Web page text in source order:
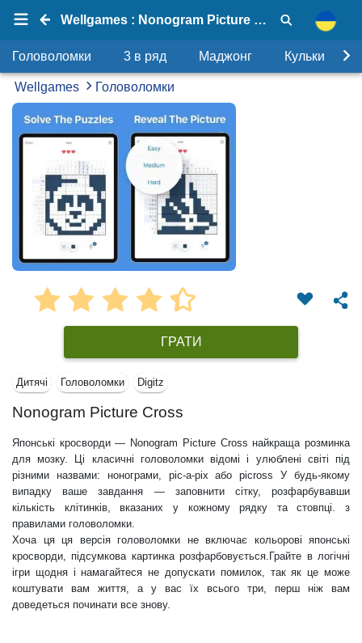
Wellgames : Nonogram Picture Cross
Головоломки 3 в ряд Маджонг Кульки
Wellgames Головоломки
ГРАТИ
Дитячі Головоломки Digitz
Nonogram Picture Cross
Японські кросворди — Nonogram Picture Cross найкраща розминка
для мозку. Ці класичні головоломки відомі і улюблені світі під
різними назвами: нонограми, pic-a-pix або picross У будь-якому
випадку ваше завдання — заповнити сітку, розфарбувавши
кількість клітинків, вказаних у кожному рядку та стовпці. з
правилами головоломки.
Хоча ця ця версія головоломки не включає кольорові японські
кросворди, підсумкова картинка розфарбовується.Грайте в логічні
ігри щодня і намагайтеся не допускати помилок, так як це може
коштувати вам життя, а у вас їх всього три, перш ніж вам
доведеться починати все знову.